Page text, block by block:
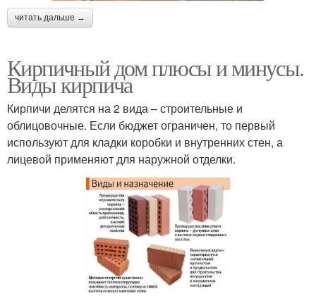
читать дальше →
Кирпичный дом плюсы и минусы.
Виды кирпича
Кирпичи делятся на 2 вида – строительные и
облицовочные. Если бюджет ограничен, то первый
используют для кладки коробки и внутренних стен, а
лицевой применяют для наружной отделки.